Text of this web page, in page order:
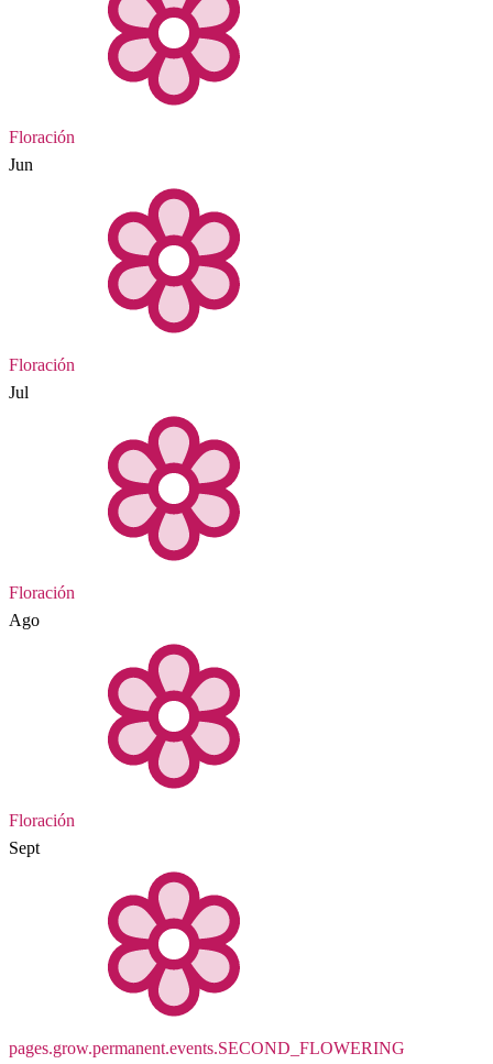
Floración
Jun
Floración
Jul
Floración
Ago
Floración
Sept
pages.grow.permanent.events.SECOND_FLOWERING